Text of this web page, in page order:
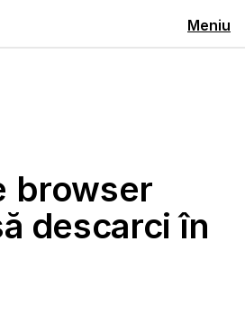
Meniu
browser
descarci în